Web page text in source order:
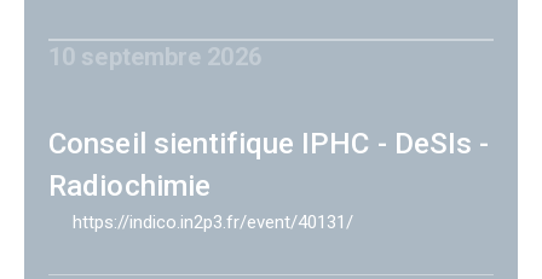
10 septembre 2026
Conseil sientifique IPHC - DeSIs -
Radiochimie
https://indico.in2p3.fr/event/40131/